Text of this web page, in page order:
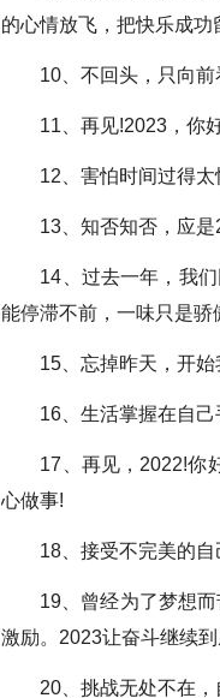
的心情放飞，把快乐成
10、不回头，只向前
11、再见!2023，你好!
12、害怕时间过得太
13、知否知否，应是
14、过去一年，我们
能停滞不前，一味只是
15、忘掉昨天，开始
16、生活掌握在自己
17、再见，2022!你好
心做事!
18、接受不完美的自
19、曾经为了梦想而
激励。2023让奋斗继续
20、挑战无处不在，